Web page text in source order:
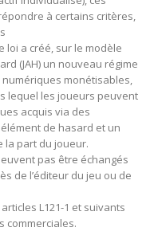
à certains critères,
loi a créé, sur le modèle
(JAH) un nouveau régime
monétisables,
lequel les joueurs peuvent
acquis via des
de hasard et un
la part du joueur.
pas être échangés
de l’éditeur du jeu ou de
articles L121-1 et suivants
commerciales.